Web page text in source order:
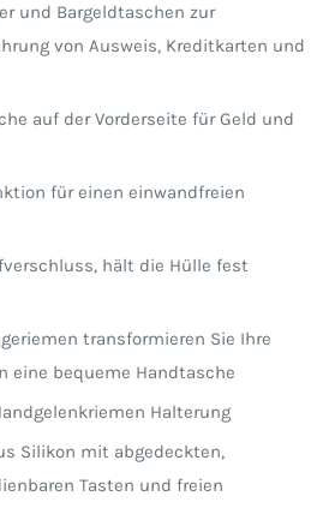
und Bargeldtaschen zur
von Ausweis, Kreditkarten und
auf der Vorderseite für Geld und
für einen einwandfreien
hält die Hülle fest
transformieren Sie Ihre
eine bequeme Handtasche
Halterung
Silikon mit abgedeckten,
Tasten und freien